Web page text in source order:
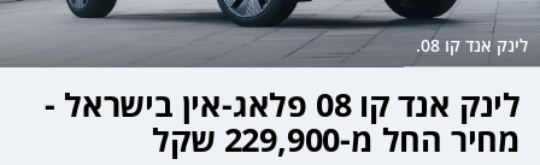
לינק אנד קו 08.
לינק אנד קו 08 פלאג-אין בישראל -
מחיר החל מ-229,900 שקל